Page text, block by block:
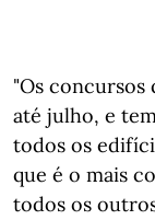
"Os concursos
até julho, e
todos os
que é o mais
todos os